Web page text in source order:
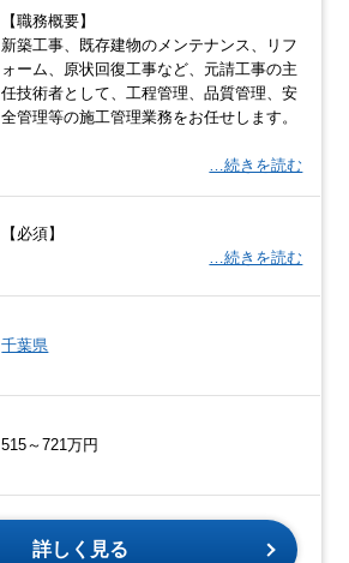
【職務概要】
新築工事、既存建物のメンテナンス、リフ
ォーム、原状回復工事など、元請工事の主
任技術者として、工程管理、品質管理、安
全管理等の施工管理業務をお任せします。
…続きを読む
【必須】
…続きを読む
千葉県
515～721万円
詳しく見る